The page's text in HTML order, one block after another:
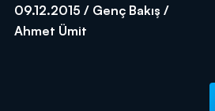
09.12.2015 / Genç Bakış /
Ahmet Ümit